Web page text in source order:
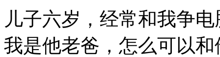
儿子六岁，经常和我争
我是他老爸，怎么可以